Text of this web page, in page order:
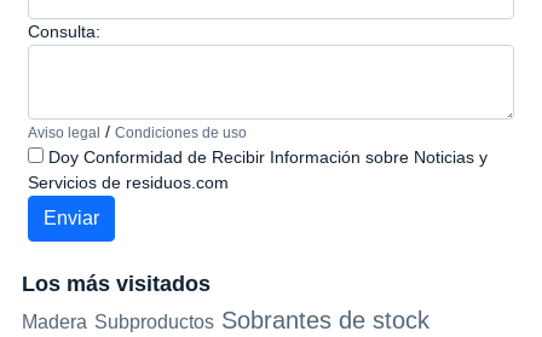
Consulta:
Aviso legal / Condiciones de uso
Doy Conformidad de Recibir Información sobre Noticias y
Servicios de residuos.com
Los más visitados
Madera Subproductos Sobrantes de stock